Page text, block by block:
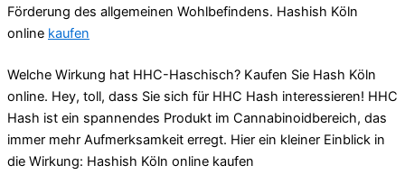
Förderung des allgemeinen Wohlbefindens. Hashish Köln
online kaufen
Welche Wirkung hat HHC-Haschisch? Kaufen Sie Hash Köln
online. Hey, toll, dass Sie sich für HHC Hash interessieren! HHC
Hash ist ein spannendes Produkt im Cannabinoidbereich, das
immer mehr Aufmerksamkeit erregt. Hier ein kleiner Einblick in
die Wirkung: Hashish Köln online kaufen